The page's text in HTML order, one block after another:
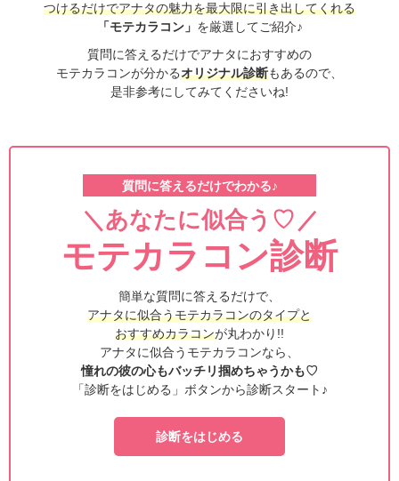
つけるだけでアナタの魅力を最大限に引き出してくれる
「モテカラコン」 を厳選してご紹介♪
質問に答えるだけでアナタにおすすめの
モテカラコンが分かるオリジナル診断もあるので、
是非参考にしてみてくださいね!
質問に答えるだけでわかる♪
＼あなたに似合う♡ ＼
モテカラコン診断
簡単な質問に答えるだけで、
アナタに似合うモテカラコンのタイプと
おすすめカラコンが丸わかり!!
アナタに似合うモテカラコンなら、
憧れの彼の心もバッチリ掴めちゃうかも♡
「診断をはじめる」ボタンから診断スタート♪
診断をはじめる